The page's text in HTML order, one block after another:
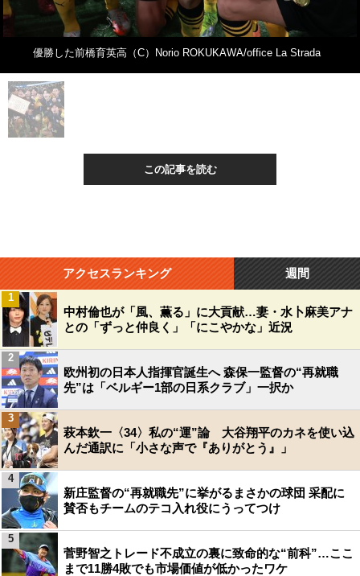
優勝した前橋育英高（C）Norio ROKUKAWA/office La Strada
この記事を読む
アクセスランキング 週間
中村倫也が「風、薫る」に大貢献…妻・水卜麻美アナ
との「ずっと仲良く」「にこやかな」近況
1
欧州初の日本人指揮官誕生へ 森保一監督の“再就職
先”は「ベルギー1部の日系クラブ」一択か
2
萩本欽一〈34〉私の“運”論 大谷翔平のカネを使い込
んだ通訳に「小さな声で『ありがとう』」
3
新庄監督の“再就職先”に挙がるまさかの球団 采配に
賛否もチームのテコ入れ役にうってつけ
4
菅野智之トレード不成立の裏に致命的な“前科”…ここ
まで11勝4敗でも市場価値が低かったワケ
5